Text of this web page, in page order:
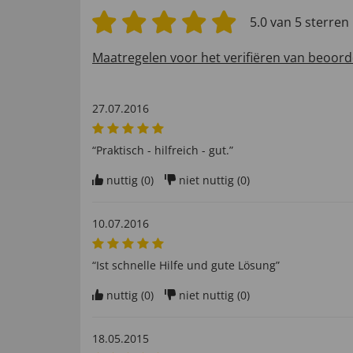
5.0 van 5 sterren
Maatregelen voor het verifiëren van
27.07.2016
“Praktisch - hilfreich - gut.”
nuttig (0) niet nuttig (0)
10.07.2016
“Ist schnelle Hilfe und gute Lösung”
nuttig (0) niet nuttig (0)
18.05.2015